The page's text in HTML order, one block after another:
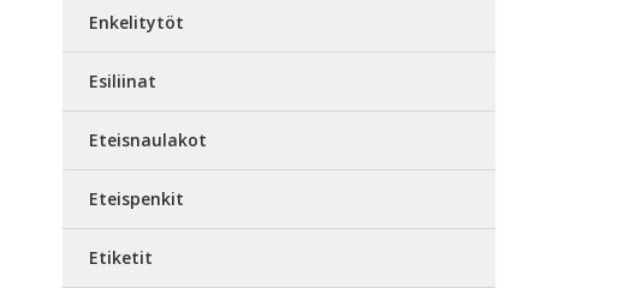
Enkelitytöt
Esiliinat
Eteisnaulakot
Eteispenkit
Etiketit